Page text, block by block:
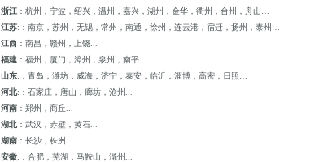
浙江 ：杭州，宁波，绍兴，温州，嘉兴，湖州，金华，衢州，台州，舟山…
江苏:：南京，苏州，无锡，常州，南通，徐州，连云港，宿迁，扬州，泰州…
江西 ：南昌，赣州，上饶...
福建 ：福州，厦门，漳州，泉州，南平…
山东:：青岛，潍坊，威海，济宁，泰安，临沂，淄博，高密，日照…
河北:：石家庄，唐山，廊坊，沧州...
河南 ：郑州，商丘...
湖北：武汉，赤壁，黄石...
湖南 ：长沙，株洲...
安徽:：合肥，芜湖，马鞍山，滁州...